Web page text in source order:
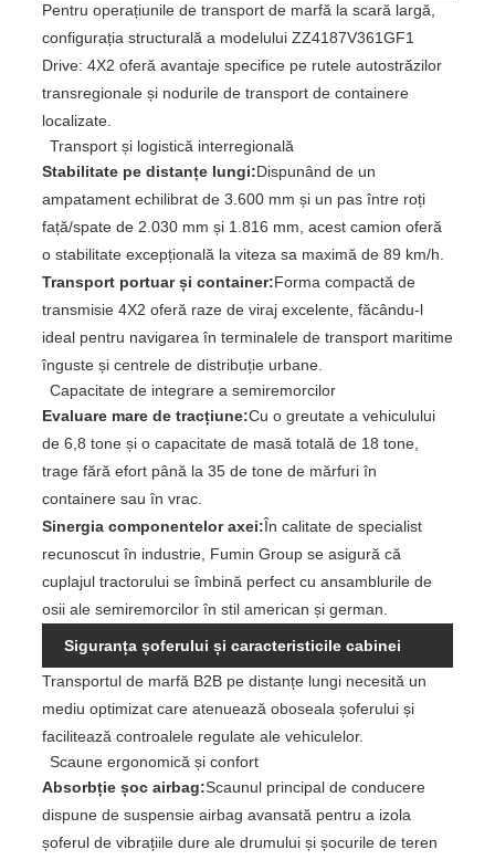
Pentru operațiunile de transport de marfă la scară largă,
configurația structurală a modelului ZZ4187V361GF1
Drive: 4X2 oferă avantaje specifice pe rutele autostrăzilor
transregionale și nodurile de transport de containere
localizate.
Transport și logistică interregională
Stabilitate pe distanțe lungi:Dispunând de un
ampatament echilibrat de 3.600 mm și un pas între roți
față/spate de 2.030 mm și 1.816 mm, acest camion oferă
o stabilitate excepțională la viteza sa maximă de 89 km/h.
Transport portuar și container:Forma compactă de
transmisie 4X2 oferă raze de viraj excelente, făcându-l
ideal pentru navigarea în terminalele de transport maritime
înguste și centrele de distribuție urbane.
Capacitate de integrare a semiremorcilor
Evaluare mare de tracțiune:Cu o greutate a vehiculului
de 6,8 tone și o capacitate de masă totală de 18 tone,
trage fără efort până la 35 de tone de mărfuri în
containere sau în vrac.
Sinergia componentelor axei:În calitate de specialist
recunoscut în industrie, Fumin Group se asigură că
cuplajul tractorului se îmbină perfect cu ansamblurile de
osii ale semiremorcilor în stil american și german.
Siguranța șoferului și caracteristicile cabinei
ergonomice
Transportul de marfă B2B pe distanțe lungi necesită un
mediu optimizat care atenuează oboseala șoferului și
facilitează controalele regulate ale vehiculelor.
Scaune ergonomică și confort
Absorbție șoc airbag:Scaunul principal de conducere
dispune de suspensie airbag avansată pentru a izola
șoferul de vibrațiile dure ale drumului și șocurile de teren